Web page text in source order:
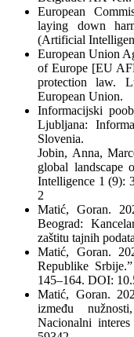
European
laying down
(Artificial
European Union
of Europe [EU
protection law.
European Union.
Informacijski
Ljubljana:
Slovenia.
Jobin, Anna,
global landscape
Intelligence 1 (9):
2
Matić, Goran.
Beograd:
zaštitu tajnih
Matić, Goran.
Republike
145–164. DOI:
Matić, Goran.
između
Nacionalni